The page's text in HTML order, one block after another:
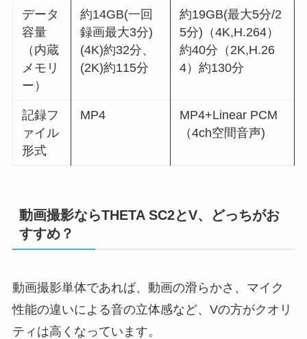
データ
容量
（内蔵
メモリ
ー）
約14GB(一回
録画最大3分)
(4K)約32分、
(2K)約115分
約19GB(最大5分/2
5分)（4K,H.264）
約40分（2K,H.26
4）約130分
記録フ
ァイル
形式
MP4
MP4+Linear PCM
（4ch空間音声)
動画撮影ならTHETA SC2とV、どっちがお
すすめ？
動画撮影単体であれば、動画の滑らかさ、マイク
性能の違いによる音の立体感など、Vの方がクオリ
ティは高くなっています。